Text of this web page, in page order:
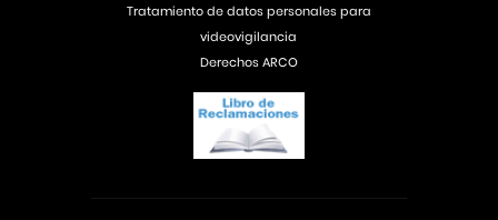
Tratamiento de datos personales para
videovigilancia
Derechos ARCO